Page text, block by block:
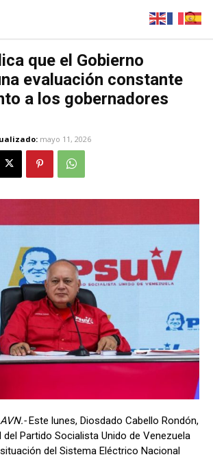
que el Gobierno
evaluación constante
a los gobernadores
mayo 11, 2026
Este lunes, Diosdado Cabello Rondón,
Partido Socialista Unido de Venezuela
del Sistema Eléctrico Nacional